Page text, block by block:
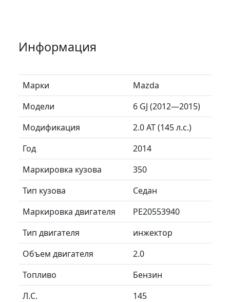
Информация
Марки
Mazda
Модели
6 GJ (2012—2015)
Модификация
2.0 AT (145 л.с.)
Год
2014
Маркировка кузова
350
Тип кузова
Седан
Маркировка двигателя
PE20553940
Тип двигателя
инжектор
Объем двигателя
2.0
Топливо
Бензин
Л.C.
145